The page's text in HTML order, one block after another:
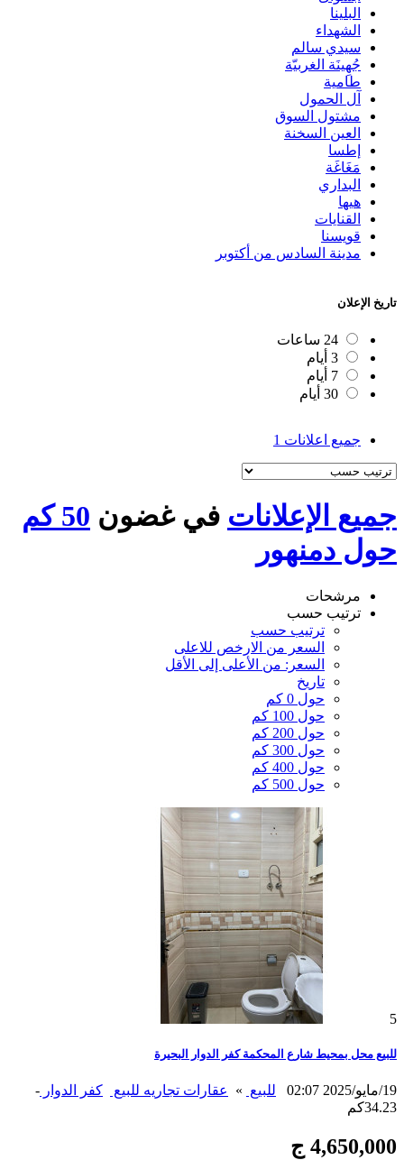
البلينا
الشهداء
سيدي سالم
جُهِينَة الغربيّة
طامية
آل الحمول
مشتول السوق
العين السخنة
إطسا
مَغَاغَة
البداري
هيها
القنايات
قويسنا
مدينة السادس من أكتوبر
تاريخ الإعلان
24 ساعات
3 أيام
7 أيام
30 أيام
جميع اعلانات 1
جميع الإعلانات في غضون
50 كم
حول دمنهور
مرشحات
ترتيب حسب
ترتيب حسب
السعر من الارخص للاعلى
السعر: من الأعلى إلى الأقل
تاريخ
حول 0 كم
حول 100 كم
حول 200 كم
حول 300 كم
حول 400 كم
حول 500 كم
5
للبيع محل بمحيط شارع المحكمة كفر الدوار البحيرة
19/مايو/2025 02:07 للبيع » عقارات تجاريه للبيع كفر الدوار -
34.23كم
4,650,000 ج